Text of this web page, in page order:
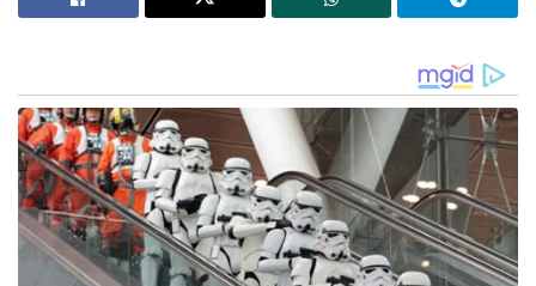
നിലവിലെ ജാപ്പനീസ് നിയമമനുസരിച്ച് പുരുഷന്മാർക്ക്
അവകാശമുള്ളൂ. നിലവിലെ ചക്രവർത്തിയായ
നരുഹിതോയ്ക്ക് ഐകോ (Princess Aiko) എന്ന ഒരു
മകൾ മാത്രമാണുള്ളത്. നിയമപ്രകാരം അവർക്ക്
ഭരണാധികാരിയാകാൻ കഴിയില്ലെന്ന് മാത്രമല്ല, ഒരു
സാധാരണക്കാരനെ വിവാഹം കഴിച്ചാൽ
രാജകുടുംബത്തിലെ പദവികൾ പൂർണ്ണമായി
നഷ്ടപ്പെടുകയും ചെയ്യും. നിലവിൽ കേവലം 16